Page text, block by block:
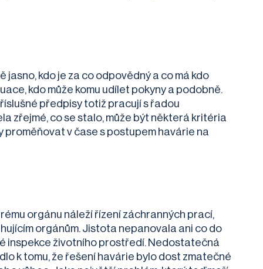
kdo je za co odpovědný a co má kdo
kdo může komu udílet pokyny a podobně.
předpisy totiž pracují s řadou
zřejmé, co se stalo, může být některá kritéria
v čase s postupem havárie na
orgánu náleží řízení záchranných prací,
orgánům. Jistota nepanovala ani co do
inspekce životního prostředí. Nedostatečná
k tomu, že řešení havárie bylo dost zmatečné